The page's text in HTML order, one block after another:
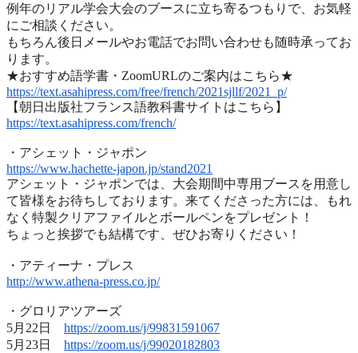
例年のリアル学会大会のブースに立ち寄るつもりで、 お気軽
にご相談ください。
もちろん後日メールやお電話でお問い合わせも随時承ってお
ります。
★おすすめ語学書・ZoomURLのご案内はこちら★
https://text.asahipress.com/free/french/2021sjllf/2021_p/
【朝日出版社フランス語教科書サイトはこちら】
https://text.asahipress.com/french/
・アシェット・ジャポン
https://www.hachette-japon.jp/stand2021
アシェット・ジャポンでは、 大会期間中専用ブースを用意し
て皆様をお待ちしております。 来てくださった方には、
もれ
なく特製クリアファイルとボールペンをプレゼント！
ちょっと挨拶でも結構です、ぜひお寄りください！
・アティーナ・プレス
http://www.athena-press.co.jp/
・グロリアツアーズ
5月22日 https://zoom.us/j/99831591067
5月23日 https://zoom.us/j/99020182803